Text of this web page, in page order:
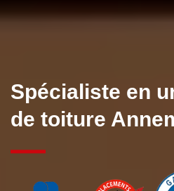
Spécialiste en
de toiture